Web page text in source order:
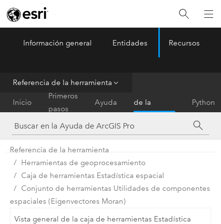
ArcGIS Pro Menu
Información general Entidades Recursos
Referencia de la herramienta
Inicio
Primeros
pasos
Ayuda
de la
herramienta
Python
Referencia de la herramienta
Herramientas de geoprocesamiento
Caja de herramientas Estadística espacial
Conjunto de herramientas Utilidades de componentes
espaciales (Eigenvectores Moran)
Vista general de la caja de herramientas Estadística